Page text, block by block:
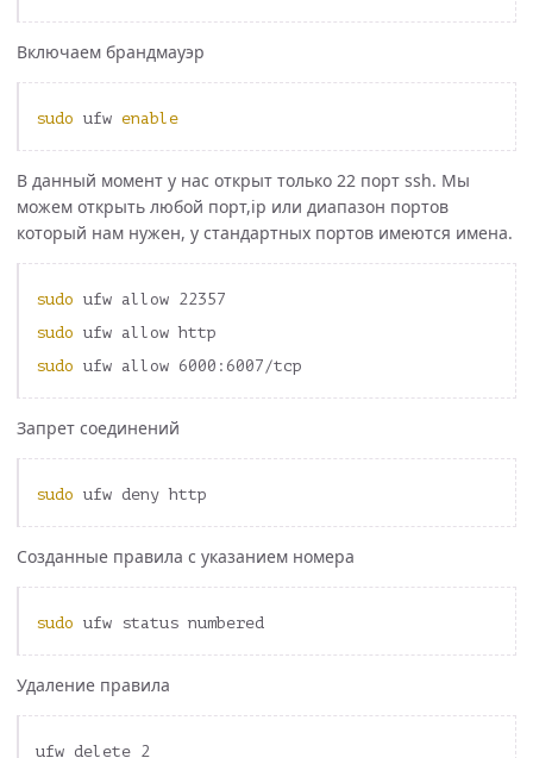
Включаем брандмауэр
sudo ufw enable
В данный момент у нас открыт только 22 порт ssh. Мы
можем открыть любой порт,ip или диапазон портов
который нам нужен, у стандартных портов имеются имена.
sudo
sudo
sudo
Запрет соединений
sudo
Созданные правила с указанием номера
sudo
Удаление правила